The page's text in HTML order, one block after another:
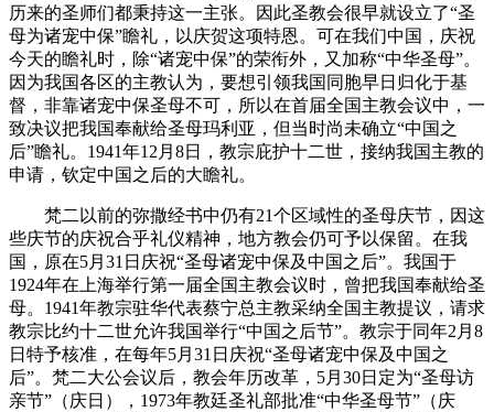
历来的圣师们都秉持这一主张。因此圣教会很早就设立了“圣
母为诸宠中保”瞻礼，以庆贺这项特恩。可在我们中国，庆祝
今天的瞻礼时，除“诸宠中保”的荣衔外，又加称“中华圣母”。
因为我国各区的主教认为，要想引领我国同胞早日归化于基
督，非靠诸宠中保圣母不可，所以在首届全国主教会议中，一
致决议把我国奉献给圣母玛利亚，但当时尚未确立“中国之
后”瞻礼。1941年12月8日，教宗庇护十二世，接纳我国主教的
申请，钦定中国之后的大瞻礼。
梵二以前的弥撒经书中仍有21个区域性的圣母庆节，因这
些庆节的庆祝合乎礼仪精神，地方教会仍可予以保留。在我
国，原在5月31日庆祝“圣母诸宠中保及中国之后”。我国于
1924年在上海举行第一届全国主教会议时，曾把我国奉献给圣
母。1941年教宗驻华代表蔡宁总主教采纳全国主教提议，请求
教宗比约十二世允许我国举行“中国之后节”。教宗于同年2月8
日特予核准，在每年5月31日庆祝“圣母诸宠中保及中国之
后”。梵二大公会议后，教会年历改革，5月30日定为“圣母访
亲节”（庆日），1973年教廷圣礼部批准“中华圣母节”（庆